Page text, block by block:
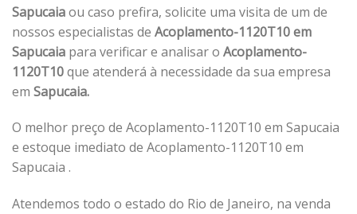
Sapucaiaou caso prefira, solicite uma visita de um de
nossos especialistas de Acoplamento-1120T10 em
Sapucaia para verificar e analisar o Acoplamento-
1120T10que atenderá à necessidade da sua empresa
em Sapucaia.
O melhor preço de Acoplamento-1120T10 em Sapucaia
e estoque imediato de Acoplamento-1120T10 em
Sapucaia .
Atendemos todo o estado do Rio de Janeiro, na venda